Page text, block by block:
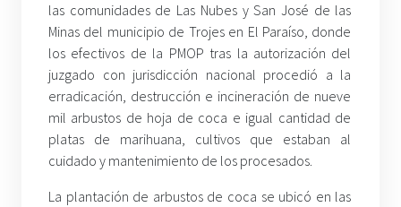
las comunidades de Las Nubes y San José de las
Minas del municipio de Trojes en El Paraíso, donde
los efectivos de la PMOP tras la autorización del
juzgado con jurisdicción nacional procedió a la
erradicación, destrucción e incineración de nueve
mil arbustos de hoja de coca e igual cantidad de
platas de marihuana, cultivos que estaban al
cuidado y mantenimiento de los procesados.
La plantación de arbustos de coca se ubicó en las